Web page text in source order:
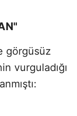
görgüsüz
vurguladığı